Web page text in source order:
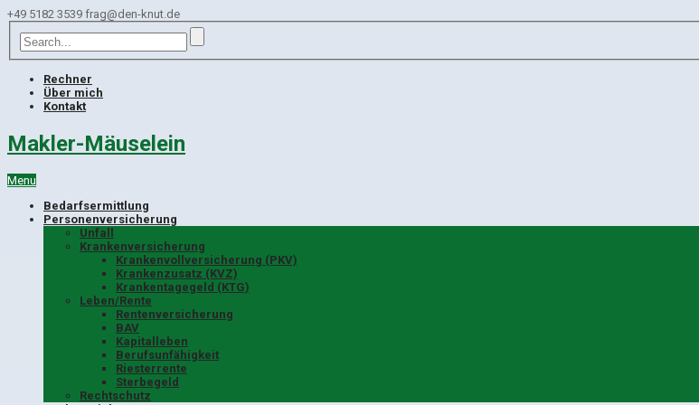
+49 5182 3539 frag@den-knut.de
Rechner
Über mich
Kontakt
Makler-Mäuselein
Menu
Bedarfsermittlung
Personenversicherung
Unfall
Krankenversicherung
Krankenvollversicherung (PKV)
Krankenzusatz (KVZ)
Krankentagegeld (KTG)
Leben/Rente
Rentenversicherung
BAV
Kapitalleben
Berufsunfähigkeit
Riesterrente
Sterbegeld
Rechtschutz